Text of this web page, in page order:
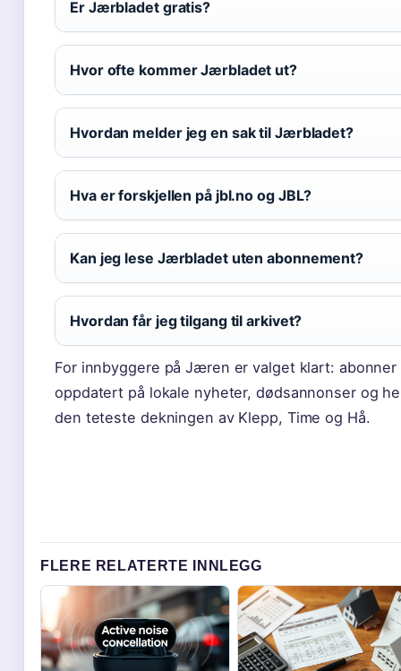
Er Jærbladet gratis?
Hvor ofte kommer Jærbladet ut?
Hvordan melder jeg en sak til Jærbladet?
Hva er forskjellen på jbl.no og JBL?
Kan jeg lese Jærbladet uten abonnement?
Hvordan får jeg tilgang til arkivet?
For innbyggere på Jæren er valget klart:
oppdatert på lokale nyheter, dødsannonser og
den teteste dekningen av Klepp, Time og Hå.
FLERE RELATERTE INNLEGG